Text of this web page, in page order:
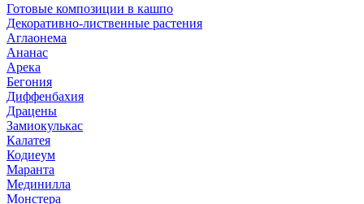
Готовые композиции в кашпо
Декоративно-лиственные растения
Аглаонема
Ананас
Арека
Бегония
Диффенбахия
Драцены
Замиокулькас
Калатея
Кодиеум
Маранта
Мединилла
Монстера